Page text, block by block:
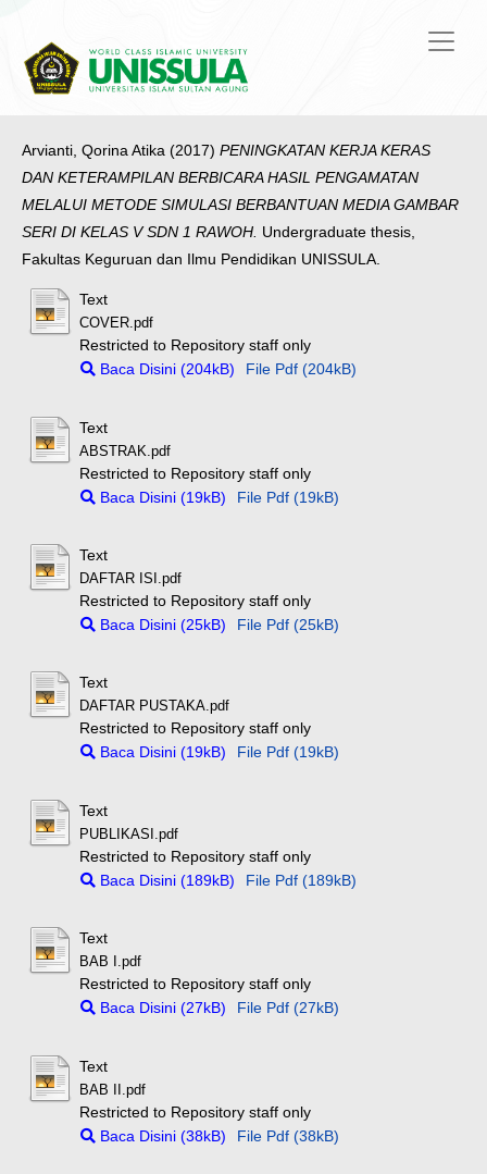
Arvianti, Qorina Atika (2017) PENINGKATAN KERJA KERAS
DAN KETERAMPILAN BERBICARA HASIL PENGAMATAN
MELALUI METODE SIMULASI BERBANTUAN MEDIA GAMBAR
SERI DI KELAS V SDN 1 RAWOH. Undergraduate thesis,
Fakultas Keguruan dan Ilmu Pendidikan UNISSULA.
Text
COVER.pdf
Restricted to Repository staff only
Baca Disini (204kB)
File Pdf (204kB)
Text
ABSTRAK.pdf
Restricted to Repository staff only
Baca Disini (19kB)
File Pdf (19kB)
Text
DAFTAR ISI.pdf
Restricted to Repository staff only
Baca Disini (25kB)
File Pdf (25kB)
Text
DAFTAR PUSTAKA.pdf
Restricted to Repository staff only
Baca Disini (19kB)
File Pdf (19kB)
Text
PUBLIKASI.pdf
Restricted to Repository staff only
Baca Disini (189kB)
File Pdf (189kB)
Text
BAB I.pdf
Restricted to Repository staff only
Baca Disini (27kB)
File Pdf (27kB)
Text
BAB II.pdf
Restricted to Repository staff only
Baca Disini (38kB)
File Pdf (38kB)